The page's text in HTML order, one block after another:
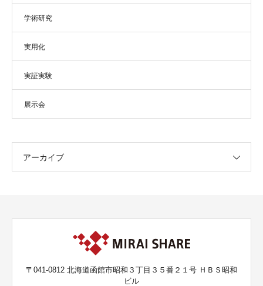
学術研究
実用化
実証実験
展示会
アーカイブ
〒041-0812 北海道函館市昭和３丁目３５番２１号 ＨＢＳ昭和
ビル